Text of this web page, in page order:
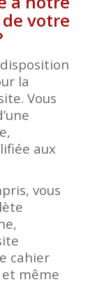
votre
la
Vous
aux
vous
cahier
même